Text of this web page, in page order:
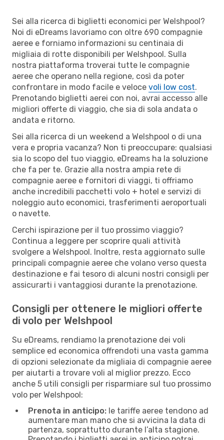
Sei alla ricerca di biglietti economici per Welshpool?
Noi di eDreams lavoriamo con oltre 690 compagnie
aeree e forniamo informazioni su centinaia di
migliaia di rotte disponibili per Welshpool. Sulla
nostra piattaforma troverai tutte le compagnie
aeree che operano nella regione, così da poter
confrontare in modo facile e veloce voli low cost.
Prenotando biglietti aerei con noi, avrai accesso alle
migliori offerte di viaggio, che sia di sola andata o
andata e ritorno.
Sei alla ricerca di un weekend a Welshpool o di una
vera e propria vacanza? Non ti preoccupare: qualsiasi
sia lo scopo del tuo viaggio, eDreams ha la soluzione
che fa per te. Grazie alla nostra ampia rete di
compagnie aeree e fornitori di viaggi, ti offriamo
anche incredibili pacchetti volo + hotel e servizi di
noleggio auto economici, trasferimenti aeroportuali
o navette.
Cerchi ispirazione per il tuo prossimo viaggio?
Continua a leggere per scoprire quali attività
svolgere a Welshpool. Inoltre, resta aggiornato sulle
principali compagnie aeree che volano verso questa
destinazione e fai tesoro di alcuni nostri consigli per
assicurarti i vantaggiosi durante la prenotazione.
Consigli per ottenere le migliori offerte
di volo per Welshpool
Su eDreams, rendiamo la prenotazione dei voli
semplice ed economica offrendoti una vasta gamma
di opzioni selezionate da migliaia di compagnie aeree
per aiutarti a trovare voli al miglior prezzo. Ecco
anche 5 utili consigli per risparmiare sul tuo prossimo
volo per Welshpool:
Prenota in anticipo: le tariffe aeree tendono ad
aumentare man mano che si avvicina la data di
partenza, soprattutto durante l’alta stagione.